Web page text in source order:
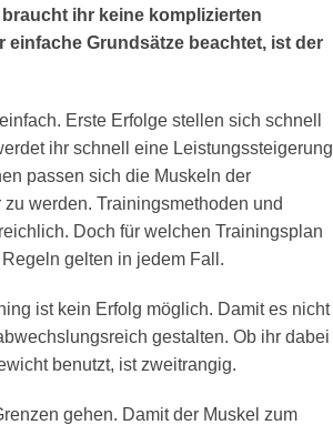
ihr keine komplizierten
einfache Grundsätze beachtet, ist der
Erste Erfolge stellen sich schnell
ihr schnell eine Leistungssteigerung
passen sich die Muskeln der
werden. Trainingsmethoden und
Doch für welchen Trainingsplan
gelten in jedem Fall.
ist kein Erfolg möglich. Damit es nicht
gestalten. Ob ihr dabei
benutzt, ist zweitrangig.
gehen. Damit der Muskel zum